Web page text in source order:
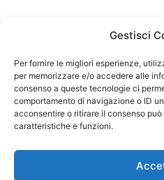
Gestisci
Per fornire le migliori esperienze,
per memorizzare e/o accedere alle
consenso a queste tecnologie ci
comportamento di navigazione o ID
acconsentire o ritirare il consenso
caratteristiche e funzioni.
Purse & Co Social